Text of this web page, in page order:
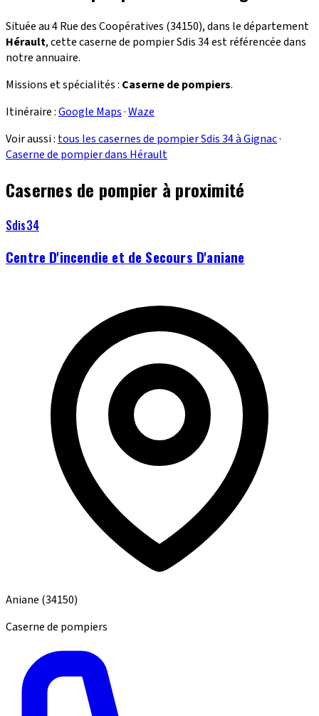
Située au 4 Rue des Coopératives (34150), dans le département
Hérault, cette caserne de pompier Sdis 34 est référencée dans
notre annuaire.
Missions et spécialités : Caserne de pompiers.
Itinéraire :Google Maps·Waze
Voir aussi : tous les casernes de pompier Sdis 34 à Gignac·
Caserne de pompier dans Hérault
Casernes de pompier à proximité
Sdis34
Centre D'incendie et de Secours D'aniane
Aniane (34150)
Caserne de pompiers